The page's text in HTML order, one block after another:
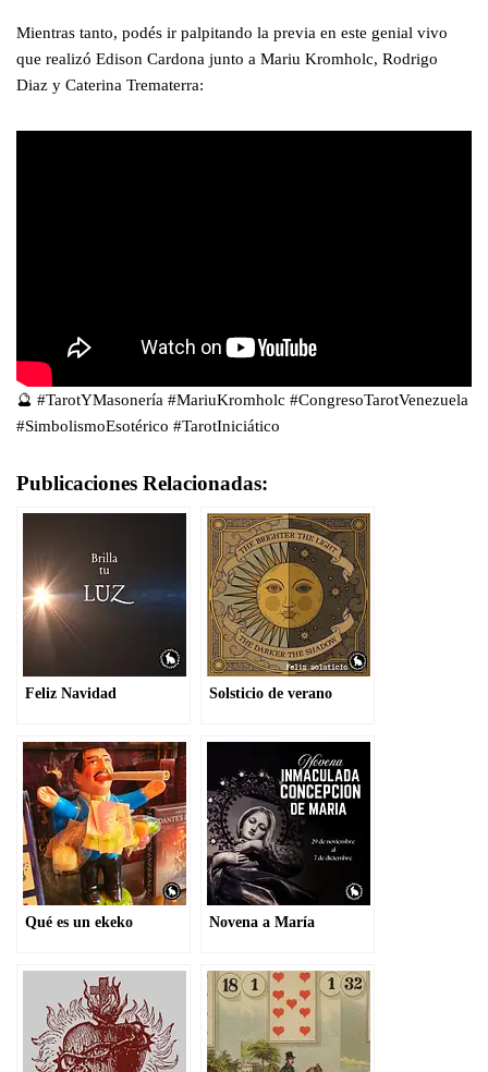
Mientras tanto, podés ir palpitando la previa en este genial vivo
que realizó Edison Cardona junto a Mariu Kromholc, Rodrigo
Diaz y Caterina Trematerra:
🔮 #TarotYMasonería #MariuKromholc #CongresoTarotVenezuela
#SimbolismoEsotérico #TarotIniciático
Publicaciones Relacionadas:
Feliz Navidad Solsticio de verano
Qué es un ekeko Novena a María